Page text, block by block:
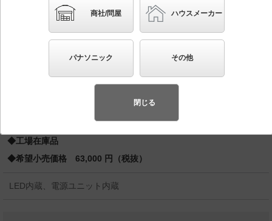
かんたん照度計算
天井直付型・壁直付型 LED（電球色） ラインブラケ
ット 美ルック・拡散タイプ 調光タイプ（ライコン別
売）／L1200タイプ HomeArchi（ホームアーキ） 直
管形蛍光灯FLR40形1灯器具相当
（先端技術や優れたデザイン性を持ち合わせ、快
◆工場在庫品
◆希望小売価格 63,000 円（税抜）
LED内蔵、電源ユニット内蔵
商社/問屋 ハウスメーカー
パナソニック その他
閉じる